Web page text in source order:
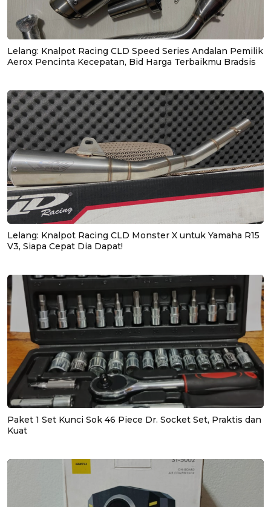
Lelang: Knalpot Racing CLD Speed Series Andalan Pemilik
Aerox Pencinta Kecepatan, Bid Harga Terbaikmu Bradsis
Lelang: Knalpot Racing CLD Monster X untuk Yamaha R15
V3, Siapa Cepat Dia Dapat!
Paket 1 Set Kunci Sok 46 Piece Dr. Socket Set, Praktis dan
Kuat